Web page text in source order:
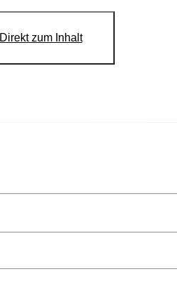
Direkt zum Inhalt